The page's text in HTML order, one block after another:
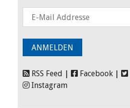
RSS Feed Facebook
Instagram